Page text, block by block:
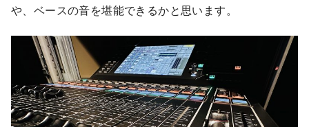
や、ベースの音を堪能できるかと思います。